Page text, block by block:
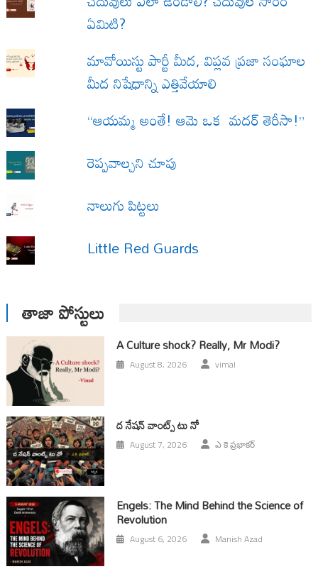
ఏమిటి?
మావోయిస్టు పార్టీ మీద, విప్లవ ప్రజా సంఘాల
మీద నిషేధాన్ని ఎత్తివేయాలి
“ఆయమ్మ అంతే! ఆమె ఒక మదర్ తెరీసా!”
రెప్పవాల్చని చూపు
నాలుగు పిట్టలు
Little Red Guards
తాజా పోస్టులు
A Culture shock? Really, Mr Modi?
August 8, 2026 vimal
ద నేషన్ వాంట్స్ టు నో
August 7, 2026 ఎ కె ప్రభాకర్
Engels: The Mind Behind the Science of
Revolution
August 6, 2026 Manish Azad